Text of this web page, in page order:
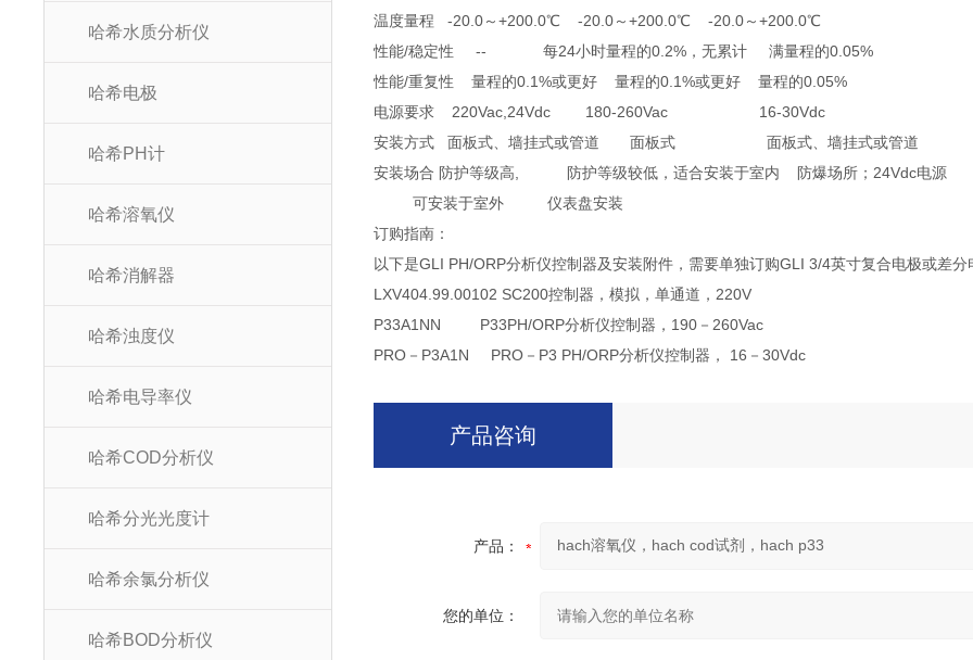
哈希水质分析仪
哈希电极
哈希PH计
哈希溶氧仪
哈希消解器
哈希浊度仪
哈希电导率仪
哈希COD分析仪
哈希分光光度计
哈希余氯分析仪
哈希BOD分析仪
温度量程 -20.0～+200.0℃ -20.0～+200.0℃ -20.0～+200.0℃
性能/稳定性 -- 每24小时量程的0.2%，无累计 满量程的0.05%
性能/重复性 量程的0.1%或更好 量程的0.1%或更好 量程的0.05%
电源要求 220Vac,24Vdc 180-260Vac 16-30Vdc
安装方式 面板式、墙挂式或管道 面板式 面板式、墙挂式或管道
安装场合 防护等级高, 防护等级较低，适合安装于室内 防爆场所；24Vdc电源
可安装于室外 仪表盘安装
订购指南：
以下是GLI PH/ORP分析仪控制器及安装附件，需要单独订购GLI 3/4英寸复合电极或差分
LXV404.99.00102 SC200控制器，模拟，单通道，220V
P33A1NN P33PH/ORP分析仪控制器，190－260Vac
PRO－P3A1N PRO－P3 PH/ORP分析仪控制器， 16－30Vdc
产品咨询
产品：
您的单位：